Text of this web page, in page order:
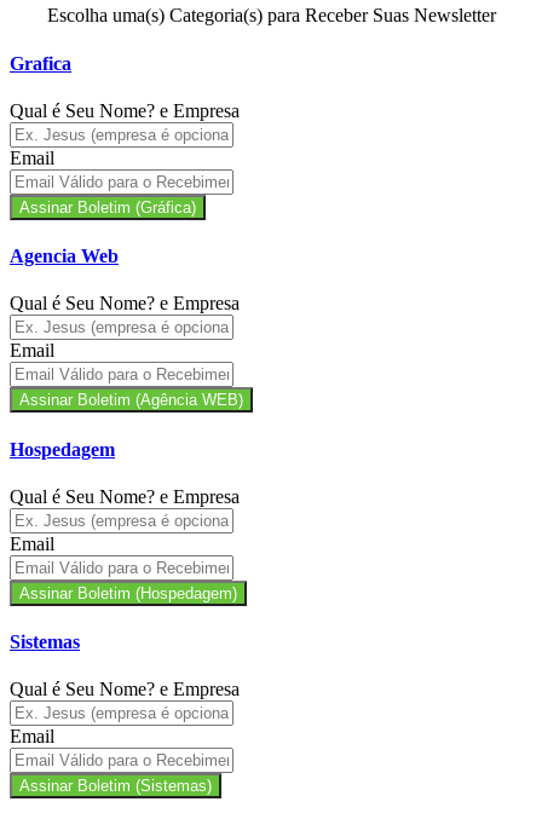
Escolha uma(s) Categoria(s) para Receber Suas Newsletter
Grafica
Qual é Seu Nome? e Empresa
Email
Assinar Boletim (Gráfica)
Agencia Web
Qual é Seu Nome? e Empresa
Email
Assinar Boletim (Agência WEB)
Hospedagem
Qual é Seu Nome? e Empresa
Email
Assinar Boletim (Hospedagem)
Sistemas
Qual é Seu Nome? e Empresa
Email
Assinar Boletim (Sistemas)